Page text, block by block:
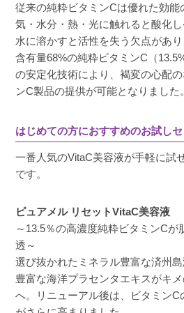
みかん 購入者
非公開
投稿日
2024/05/28
肌がつるんとなる感じはあり
いましたが、少し香りにくせ
るな
30代
投稿日
2024/03/21
従来の純粋ビタミンCは優れた効
気・水分・熱・光に触れると酸化
水に溶かすと活性を失う欠点があ
含有量68%の純粋ビタミンC（
の安定化技術により、褐変の心配
ンC製品の提供が可能となりました。
はじめての方におすすめのお試しセ
一番人気のVitaC美容液が手軽に試
です。
ピュアメル リセットVitaC美容液
～13.5％の高濃度純粋ビタミンC
透～
選び抜かれたミネラル豊富な済州
豊富な海洋プラセンタエキスがキ
へ。リニューアル後は、ビタミン